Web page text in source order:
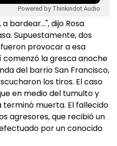
Powered by Thinkindot Audio
bardear…", dijo Rosa
Supuestamente, dos
provocar a esa
comenzó la gresca anoche
del barrio San Francisco,
los tiros. El caso
en medio del tumulto y
terminó muerta. El fallecido
agresores, que recibió un
por un conocido